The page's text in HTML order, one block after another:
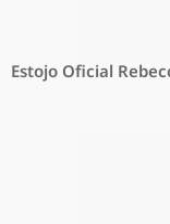
Estojo Oficial